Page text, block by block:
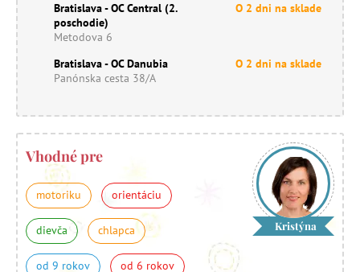
Bratislava - OC Central (2.
poschodie)
Metodova 6
O 2 dni na sklade
Bratislava - OC Danubia
Panónska cesta 38/A
O 2 dni na sklade
Vhodné pre
motoriku orientáciu
dievča chlapca
od 9 rokov od 6 rokov
Kristýna